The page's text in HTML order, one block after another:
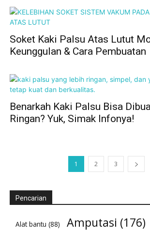
Soket Kaki Palsu Atas Lutut
Keunggulan & Cara Pembuatan
Benarkah Kaki Palsu Bisa
Ringan? Yuk, Simak Infonya!
1 2 3
Pencarian
Alat bantu (88) Amputasi (176)